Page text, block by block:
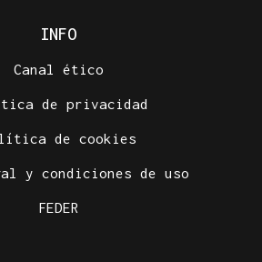
INFO
Canal ético
de privacidad
de cookies
y condiciones de uso
FEDER